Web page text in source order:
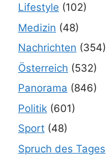
Lifestyle (102)
Medizin (48)
Nachrichten (354)
Österreich (532)
Panorama (846)
Politik (601)
Sport (48)
Spruch des Tages